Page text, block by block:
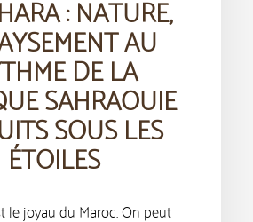
: NATURE,
AU
DE LA
SAHRAOUIE
SOUS LES
ÉTOILES
le joyau du Maroc. On peut